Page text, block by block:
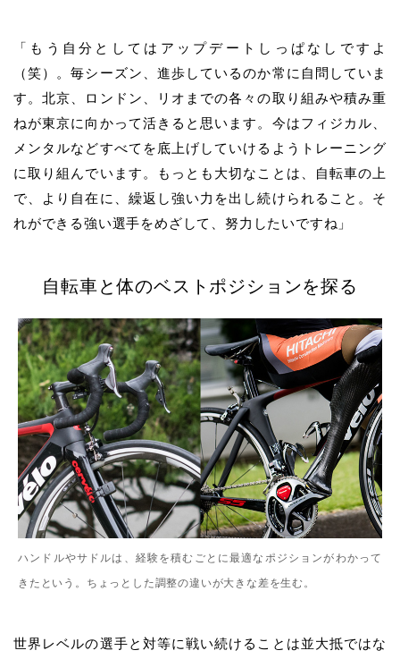
「もう自分としてはアップデートしっぱなしですよ
（笑）。毎シーズン、進歩しているのか常に自問していま
す。北京、ロンドン、リオまでの各々の取り組みや積み重
ねが東京に向かって活きると思います。今はフィジカル、
メンタルなどすべてを底上げしていけるようトレーニング
に取り組んでいます。もっとも大切なことは、自転車の上
で、より自在に、繰返し強い力を出し続けられること。そ
れができる強い選手をめざして、努力したいですね」
自転車と体のベストポジションを探る
ハンドルやサドルは、経験を積むごとに最適なポジションがわかって
きたという。ちょっとした調整の違いが大きな差を生む。
世界レベルの選手と対等に戦い続けることは並大抵ではな